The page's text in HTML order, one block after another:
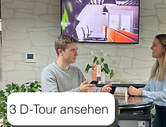
3 D-Tour ansehen